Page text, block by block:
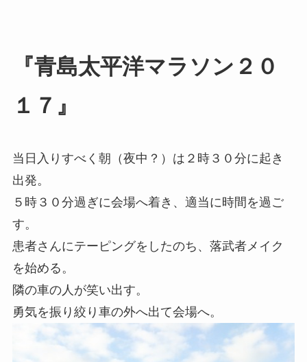
『青島太平洋マラソン２０
１７』
当日入りすべく朝（夜中？）は２時３０分に起き
出発。
５時３０分過ぎに会場へ着き、適当に時間を過ご
す。
患者さんにテーピングをしたのち、落武者メイク
を始める。
隣の車の人が笑い出す。
勇気を振り絞り車の外へ出て会場へ。